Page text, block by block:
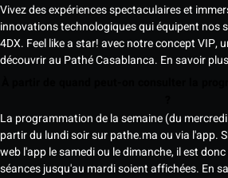
Vivez des expériences spectaculaires et
innovations technologiques qui équipent nos
4DX. Feel like a star! avec notre concept VIP,
découvrir au Pathé Casablanca. En savoir plus
La programmation de la semaine (du
partir du lundi soir sur pathe.ma ou via l'app.
web l'app le samedi ou le dimanche, il est
séances jusqu'au mardi soient affichées. En